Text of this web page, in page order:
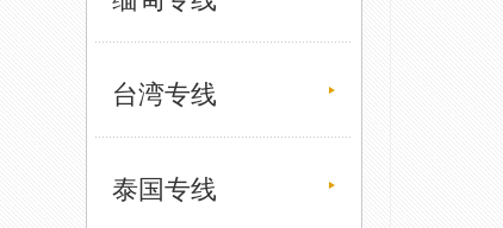
台湾专线
泰国专线